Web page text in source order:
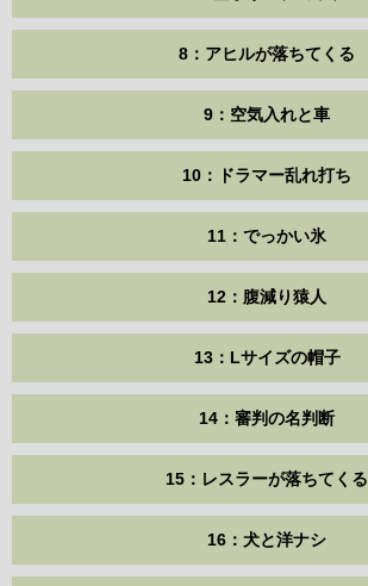
8：アヒルが落ちてくる
9：空気入れと車
10：ドラマー乱れ打ち
11：でっかい氷
12：腹減り猿人
13：Lサイズの帽子
14：審判の名判断
15：レスラーが落ちてくる
16：犬と洋ナシ